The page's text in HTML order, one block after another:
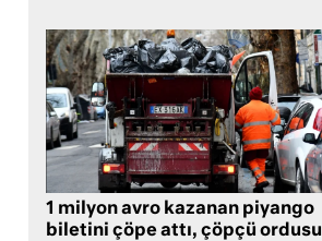
1 milyon avro kazanan piyango
biletini çöpe attı, çöpçü ordusu